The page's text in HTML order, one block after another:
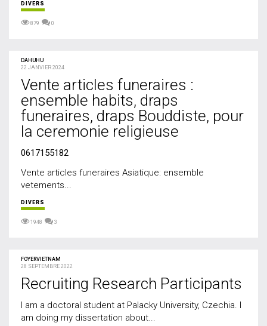
DIVERS
879 0
DAHUHU
22 JANVIER 2024
Vente articles funeraires :
ensemble habits, draps
funeraires, draps Bouddiste, pour
la ceremonie religieuse
0617155182
Vente articles funeraires Asiatique: ensemble
vetements...
DIVERS
1948 3
FOYERVIETNAM
28 SEPTEMBRE 2022
Recruiting Research Participants
I am a doctoral student at Palacky University, Czechia. I
am doing my dissertation about...